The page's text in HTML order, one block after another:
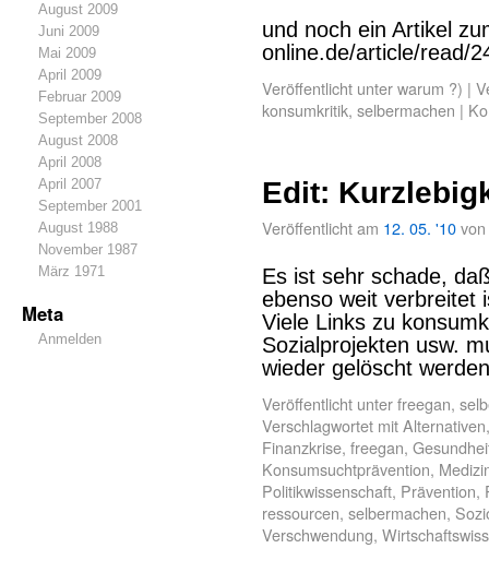
August 2009
Juni 2009
Mai 2009
April 2009
Februar 2009
September 2008
August 2008
April 2008
April 2007
September 2001
August 1988
November 1987
März 1971
Meta
Anmelden
und noch ein Artikel
online.de/article/read/
Veröffentlicht unterwarum ?) |
konsumkritik, selbermachen |
Edit:
Veröffentlicht am 12. 05. '10von
Es ist sehr schade,
ebenso weit verbreitet
Viele Links zu
Sozialprojekten usw.
wieder gelöscht
Veröffentlicht unterfreegan,
Verschlagwortet mitAlternativen
Finanzkrise, freegan,
Konsumsuchtprävention,
Politikwissenschaft, Prävention,
ressourcen, selbermachen,
Verschwendung,